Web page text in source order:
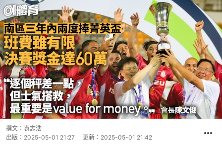
撰文： 袁志浩
出版： 2025-05-01 21:27 更新： 2025-05-01 21:42